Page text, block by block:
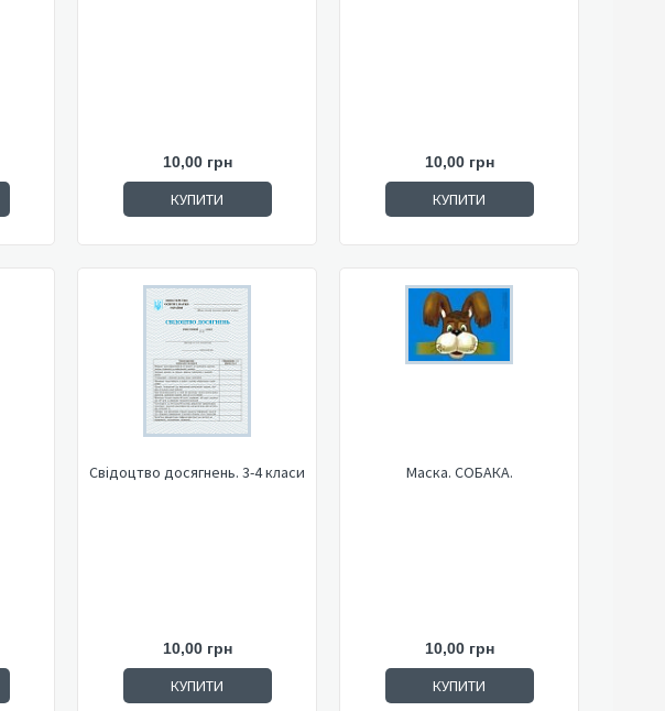
10,00 грн
КУПИТИ
10,00 грн
КУПИТИ
Свідоцтво досягнень. 3-4 класи
10,00 грн
КУПИТИ
Маска. СОБАКА.
10,00 грн
КУПИТИ